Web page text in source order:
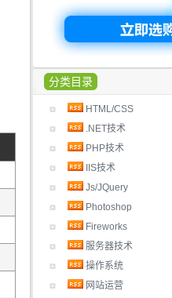
分类目录
HTML/CSS
.NET技术
PHP技术
IIS技术
Js/JQuery
Photoshop
Fireworks
服务器技术
操作系统
网站运营